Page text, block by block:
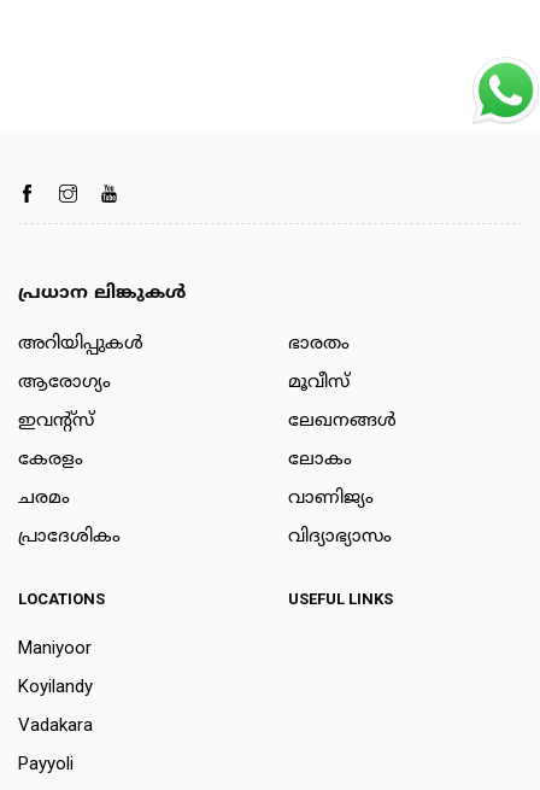
പ്രധാന ലിങ്കുകൾ
അറിയിപ്പുകള്‍
ആരോഗ്യം
ഇവന്റ്സ്
കേരളം
ചരമം
പ്രാദേശികം
ഭാരതം
മൂവീസ്
ലേഖനങ്ങള്‍
ലോകം
വാണിജ്യം
വിദ്യാഭ്യാസം
LOCATIONS
Maniyoor
Koyilandy
Vadakara
Payyoli
USEFUL LINKS